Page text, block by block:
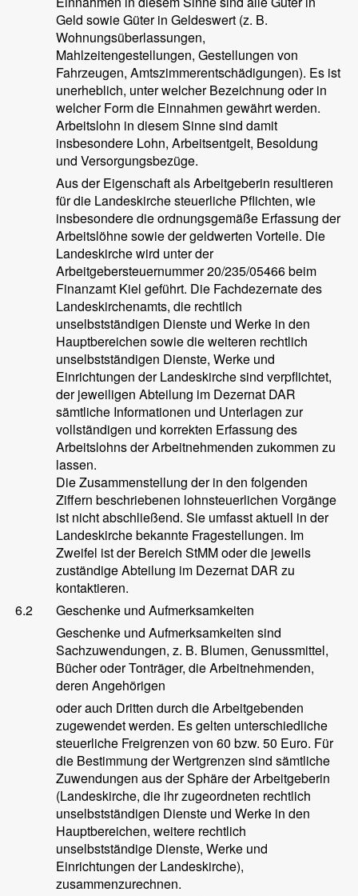
Geld sowie Güter in Geldeswert (z. B.
Wohnungsüberlassungen,
Mahlzeitengestellungen, Gestellungen von
Fahrzeugen, Amtszimmerentschädigungen). Es ist
unerheblich, unter welcher Bezeichnung oder in
welcher Form die Einnahmen gewährt werden.
Arbeitslohn in diesem Sinne sind damit
insbesondere Lohn, Arbeitsentgelt, Besoldung
und Versorgungsbezüge.
Aus der Eigenschaft als Arbeitgeberin resultieren
für die Landeskirche steuerliche Pflichten, wie
insbesondere die ordnungsgemäße Erfassung der
Arbeitslöhne sowie der geldwerten Vorteile. Die
Landeskirche wird unter der
Arbeitgebersteuernummer 20/235/05466 beim
Finanzamt Kiel geführt. Die Fachdezernate des
Landeskirchenamts, die rechtlich
unselbstständigen Dienste und Werke in den
Hauptbereichen sowie die weiteren rechtlich
unselbstständigen Dienste, Werke und
Einrichtungen der Landeskirche sind verpflichtet,
der jeweiligen Abteilung im Dezernat DAR
sämtliche Informationen und Unterlagen zur
vollständigen und korrekten Erfassung des
Arbeitslohns der Arbeitnehmenden zukommen zu
lassen.
Die Zusammenstellung der in den folgenden
Ziffern beschriebenen lohnsteuerlichen Vorgänge
ist nicht abschließend. Sie umfasst aktuell in der
Landeskirche bekannte Fragestellungen. Im
Zweifel ist der Bereich StMM oder die jeweils
zuständige Abteilung im Dezernat DAR zu
kontaktieren.
6.2
Geschenke und Aufmerksamkeiten
Geschenke und Aufmerksamkeiten sind
Sachzuwendungen, z. B. Blumen, Genussmittel,
Bücher oder Tonträger, die Arbeitnehmenden,
deren Angehörigen
oder auch Dritten durch die Arbeitgebenden
zugewendet werden. Es gelten unterschiedliche
steuerliche Freigrenzen von 60 bzw. 50 Euro. Für
die Bestimmung der Wertgrenzen sind sämtliche
Zuwendungen aus der Sphäre der Arbeitgeberin
(Landeskirche, die ihr zugeordneten rechtlich
unselbstständigen Dienste und Werke in den
Hauptbereichen, weitere rechtlich
unselbstständige Dienste, Werke und
Einrichtungen der Landeskirche),
zusammenzurechnen.